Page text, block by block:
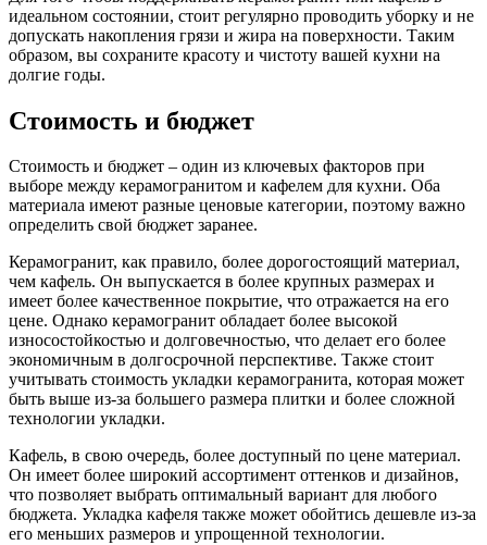
идеальном состоянии, стоит регулярно проводить уборку и не
допускать накопления грязи и жира на поверхности. Таким
образом, вы сохраните красоту и чистоту вашей кухни на
долгие годы.
Стоимость и бюджет
Стоимость и бюджет – один из ключевых факторов при
выборе между керамогранитом и кафелем для кухни. Оба
материала имеют разные ценовые категории, поэтому важно
определить свой бюджет заранее.
Керамогранит, как правило, более дорогостоящий материал,
чем кафель. Он выпускается в более крупных размерах и
имеет более качественное покрытие, что отражается на его
цене. Однако керамогранит обладает более высокой
износостойкостью и долговечностью, что делает его более
экономичным в долгосрочной перспективе. Также стоит
учитывать стоимость укладки керамогранита, которая может
быть выше из-за большего размера плитки и более сложной
технологии укладки.
Кафель, в свою очередь, более доступный по цене материал.
Он имеет более широкий ассортимент оттенков и дизайнов,
что позволяет выбрать оптимальный вариант для любого
бюджета. Укладка кафеля также может обойтись дешевле из-за
его меньших размеров и упрощенной технологии.